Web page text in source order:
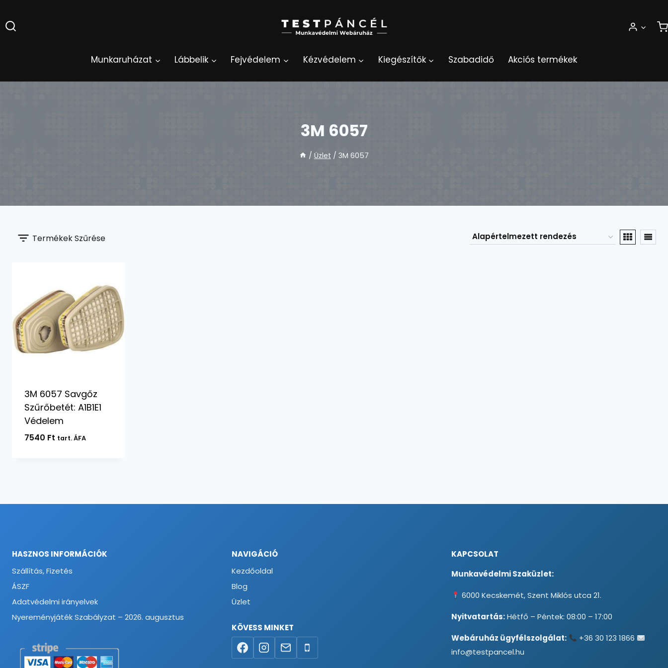
to
content
Munkaruházat Lábbelik Fejvédelem Kézvédelem Kiegészítők Szabadidő Akciós termékek
3M 6057
/ Üzlet / 3M 6057
Termékek Szűrése
3M 6057 Savgőz
Szűrőbetét: A1B1E1
Védelem
7540 Ft tart. ÁFA
HASZNOS INFORMÁCIÓK
Szállítás, Fizetés
ÁSZF
Adatvédelmi irányelvek
Nyereményjáték Szabályzat – 2026. augusztus
NAVIGÁCIÓ
Kezdőoldal
Blog
Üzlet
KÖVESS MINKET
KAPCSOLAT
Munkavédelmi Szaküzlet:
6000 Kecskemét, Szent Miklós utca 21.
Nyitvatartás:Hétfő – Péntek: 08:00 – 17:00
Webáruház ügyfélszolgálat:
+36 30 123 1866
info@testpancel.hu